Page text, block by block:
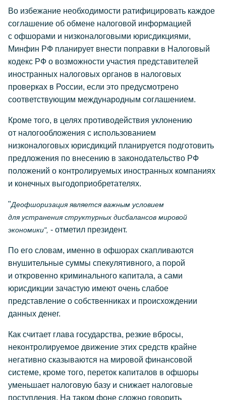
Во избежание необходимости ратифицировать каждое
соглашение об обмене налоговой информацией
с офшорами и низконалоговыми юрисдикциями,
Минфин РФ планирует внести поправки в Налоговый
кодекс РФ о возможности участия представителей
иностранных налоговых органов в налоговых
проверках в России, если это предусмотрено
соответствующим международным соглашением.
Кроме того, в целях противодействия уклонению
от налогообложения с использованием
низконалоговых юрисдикций планируется подготовить
предложения по внесению в законодательство РФ
положений о контролируемых иностранных компаниях
и конечных выгодоприобретателях.
"Деофшоризация является важным условием
для устранения структурных дисбалансов мировой
экономики", - отметил президент.
По его словам, именно в офшорах скапливаются
внушительные суммы спекулятивного, а порой
и откровенно криминального капитала, а сами
юрисдикции зачастую имеют очень слабое
представление о собственниках и происхождении
данных денег.
Как считает глава государства, резкие вбросы,
неконтролируемое движение этих средств крайне
негативно сказываются на мировой финансовой
системе, кроме того, переток капиталов в офшоры
уменьшает налоговую базу и снижает налоговые
поступления. На таком фоне сложно говорить